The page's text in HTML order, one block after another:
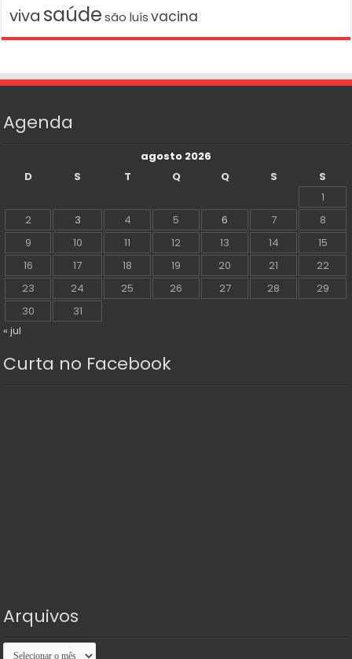
viva saúde são luís vacina
Agenda
agosto 2026
D
S T Q Q S
S
1
2
3 4 5 6 7
8
9
10 11 12 13 14
15
16
17 18 19 20 21
22
23
24 25 26 27 28
29
30
31
« jul
Curta no Facebook
Arquivos
Arquivos